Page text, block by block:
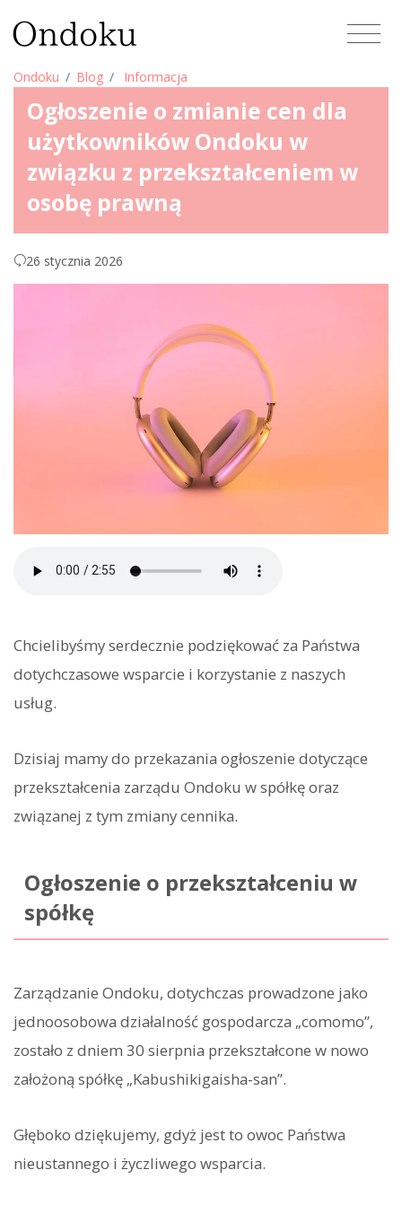
Ondoku Blog Informacja
Ogłoszenie o zmianie cen dla
użytkowników Ondoku w
związku z przekształceniem w
osobę prawną
26 stycznia 2026
Chcielibyśmy serdecznie podziękować za Państwa
dotychczasowe wsparcie i korzystanie z naszych
usług.
Dzisiaj mamy do przekazania ogłoszenie dotyczące
przekształcenia zarządu Ondoku w spółkę oraz
związanej z tym zmiany cennika.
Ogłoszenie o przekształceniu w
spółkę
Zarządzanie Ondoku, dotychczas prowadzone jako
jednoosobowa działalność gospodarcza „comomo”,
zostało z dniem 30 sierpnia przekształcone w nowo
założoną spółkę „Kabushikigaisha-san”.
Głęboko dziękujemy, gdyż jest to owoc Państwa
nieustannego i życzliwego wsparcia.